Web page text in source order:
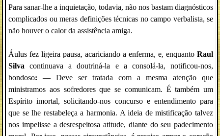
Para sanar-lhe a inquietação, todavia, não nos bastam diagnósticos
complicados ou meras definições técnicas no campo verbalista, se
não houver o calor da assistência amiga.
Áulus fez ligeira pausa, acariciando a enferma, e, enquanto Raul
Silva continuava a doutriná-la e a consolá-la, notificou-nos,
bondoso: — Deve ser tratada com a mesma atenção que
ministramos aos sofredores que se comunicam. É também um
Espírito imortal, solicitando-nos concurso e entendimento para
que se lhe restabeleça a harmonia. A ideia de mistificação talvez
nos impelisse a desrespeitosa atitude, diante do seu padecimento